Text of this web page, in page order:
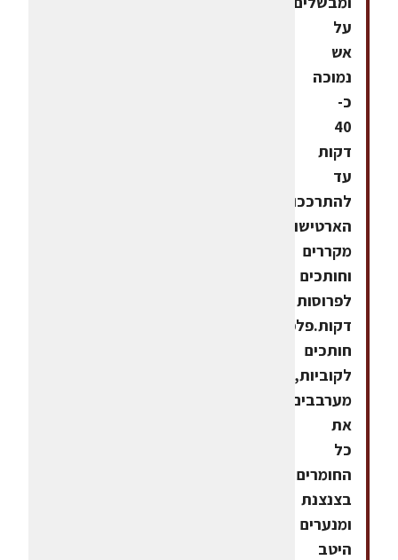
על
אש
נמוכה
כ-
40
דקות
עד
להתרככות
הארטישוקים,
מקררים
וחותכים
לפרוסות
דקות.פלפלים
חותכים
לקוביות,
מערבבים
את
כל
החומרים
בצנצנת
ומנערים
היטב